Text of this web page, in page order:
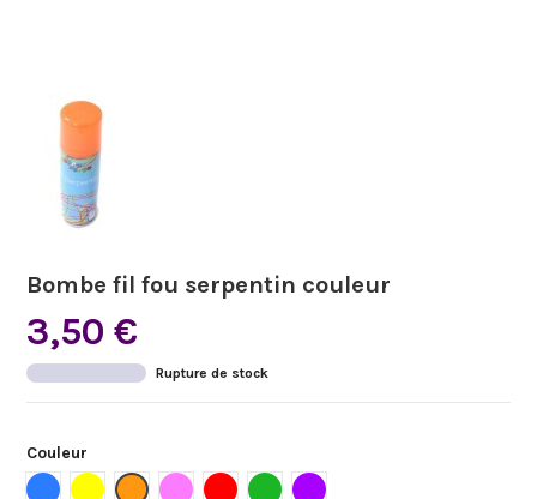
Bombe fil fou serpentin couleur
3,50 €
Rupture de stock
Couleur
Bleu
Jaune Orange Rose Rouge Vert Violet